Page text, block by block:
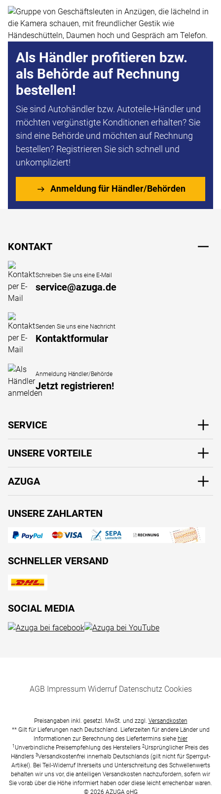
Als Händler profitieren bzw.
als Behörde auf Rechnung
bestellen!
Sie sind Autohändler bzw. Autoteile-Händler und
möchten vergünstigte Konditionen erhalten? Sie
sind eine Behörde und möchten auf Rechnung
bestellen? Registrieren Sie sich schnell und
unkompliziert!
Anmeldung für Händler/Behörden
KONTAKT
Schreiben Sie uns eine E-Mail
service@azuga.de
Senden Sie uns eine Nachricht
Kontaktformular
Anmeldung Händler/Behörde
Jetzt registrieren!
SERVICE
UNSERE VORTEILE
AZUGA
UNSERE ZAHLARTEN
SCHNELLER VERSAND
SOCIAL MEDIA
AGB Impressum Widerruf Datenschutz Cookies
Preisangaben inkl. gesetzl. MwSt. und zzgl. Versandkosten
** Gilt für Lieferungen nach Deutschland. Lieferzeiten für andere Länder und
Informationen zur Berechnung des Liefertermins siehe hier
1 Unverbindliche Preisempfehlung des Herstellers 2Ursprünglicher Preis des
Händlers 3Versandkostenfrei innerhalb Deutschlands (gilt nicht für Sperrgut-
Artikel). Bei Teil-Widerruf Ihrerseits und Unterschreitung des Schwellenwerts
behalten wir uns vor, die anteiligen Versandkosten nachzufordern, sofern wir
Sie vorab über die Höhe informiert haben oder diese leicht errechenbar waren.
© 2026 AZUGA oHG